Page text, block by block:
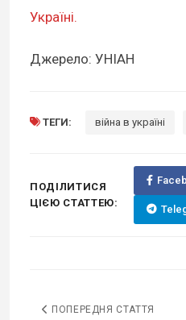
Україні.
Джерело: УНІАН
ТЕГИ: війна в україні
ПОДІЛИТИСЯ
ЦІЄЮ СТАТТЕЮ:
ПОПЕРЕДНЯ СТАТТЯ